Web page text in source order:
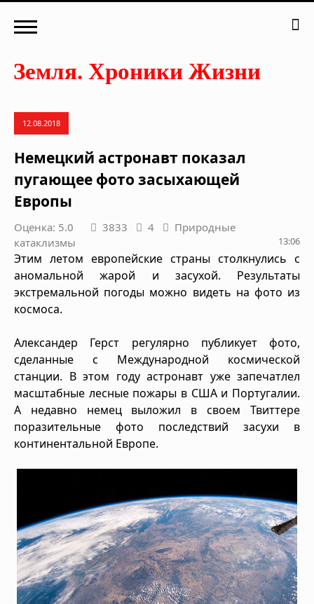
12.08.2018
Немецкий астронавт показал
пугающее фото засыхающей
Европы
Оценка: 5.0 3833 4
Природные
катаклизмы
13:06
Этим летом европейские страны столкнулись с
аномальной жарой и засухой. Результаты
экстремальной погоды можно видеть на фото из
космоса.
Александер Герст регулярно публикует фото,
сделанные с Международной космической
станции. В этом году астронавт уже запечатлел
масштабные лесные пожары в США и Португалии.
А недавно немец выложил в своем Твиттере
поразительные фото последствий засухи в
континентальной Европе.